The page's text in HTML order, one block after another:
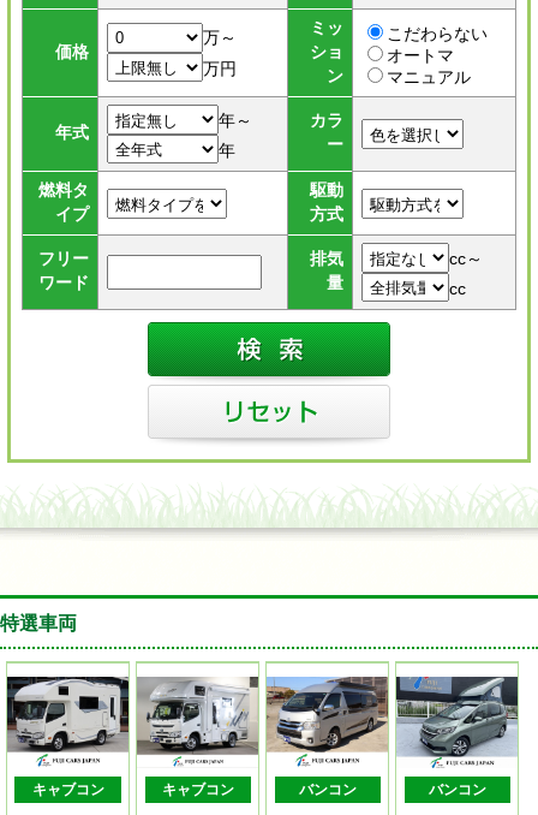
価格
万～
万円
ミッ
ショ
ン
こだわらない
オートマ
マニュアル
年式
年～
年
カラ
ー
燃料タ
イプ
駆動
方式
フリー
ワード
排気
量
cc～
cc
特選車両
キャブコン キャブコン バンコン バンコン